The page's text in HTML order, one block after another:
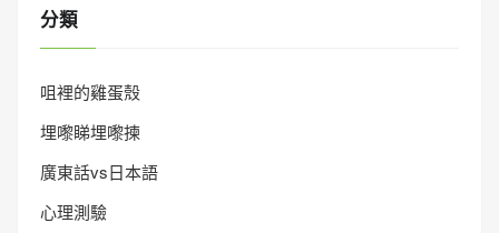
分類
咀裡的雞蛋殼
埋嚟睇埋嚟揀
廣東話vs日本語
心理測驗